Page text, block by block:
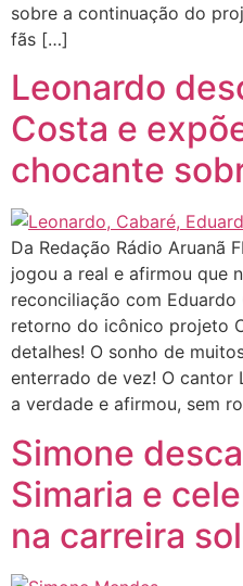
sobre a continuação do
fãs […]
Leonardo
Costa e
chocante
Da Redação Rádio Aruanã
jogou a real e afirmou que
reconciliação com
retorno do icônico projeto
detalhes! O sonho de
enterrado de vez! O cantor
a verdade e afirmou, sem
Simone
Simaria e
na carreira